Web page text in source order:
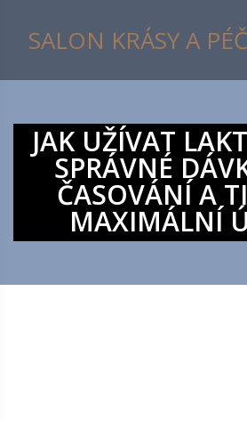
SALON KRÁSY A
JAK UŽÍVAT
SPRÁVNÉ
ČASOVÁNÍ A
MAXIMÁLNÍ